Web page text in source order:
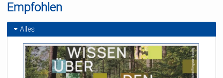
Referent/in:
Andreas Nagel
Empfohlen
Alles